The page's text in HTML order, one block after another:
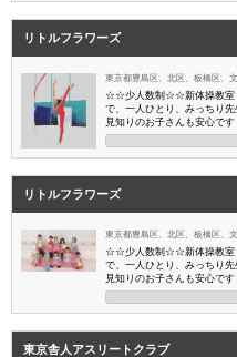
リトルフラワーズ
東京都豊島区、北区、板橋区、
☆☆ 少人数制☆☆新体操教室
で、一人ひとり、みっちり
見知りのお子さんも安心で
リトルフラワーズ
東京都豊島区、北区、板橋区、
☆☆ 少人数制☆☆新体操教室
で、一人ひとり、みっちり
見知りのお子さんも安心で
東京舎人アスリートクラブ